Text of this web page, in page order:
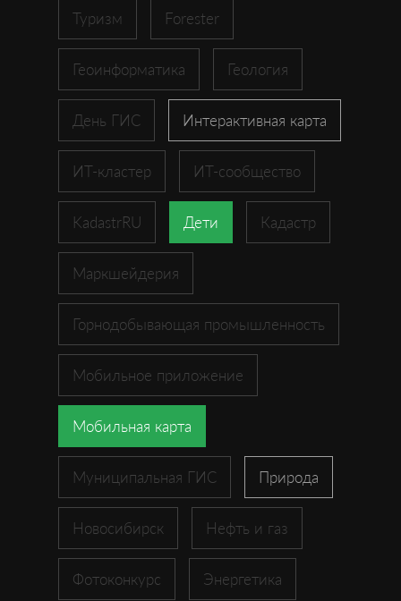
Туризм Forester
Геоинформатика Геология
День ГИС Интерактивная карта
ИТ-кластер ИТ-сообщество
KadastrRU Дети Кадастр
Маркшейдерия
Горнодобывающая промышленность
Мобильное приложение
Мобильная карта
Муниципальная ГИС Природа
Новосибирск Нефть и газ
Фотоконкурс Энергетика